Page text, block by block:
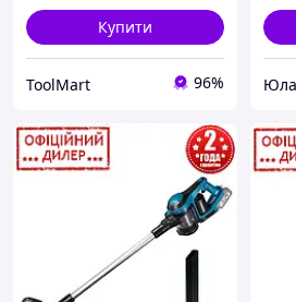
Купити
ToolMart 96% Юла